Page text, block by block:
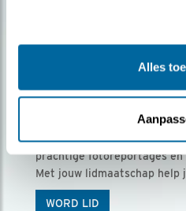
Alles
Ontvang 5 x Vogels
Vogels is het tijdschrift voor
prachtige fotoreportages
Met jouw lidmaatschap help
WORD LID